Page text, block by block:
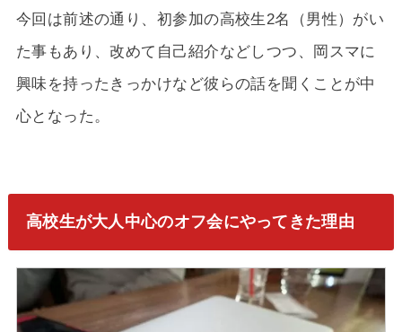
今回は前述の通り、初参加の高校生2名（男性）がい
た事もあり、改めて自己紹介などしつつ、岡スマに
興味を持ったきっかけなど彼らの話を聞くことが中
心となった。
高校生が大人中心のオフ会にやってきた理由